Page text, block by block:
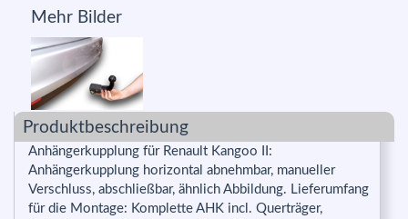
Mehr Bilder
Produktbeschreibung
Anhängerkupplung für Renault Kangoo II:
Anhängerkupplung horizontal abnehmbar, manueller
Verschluss, abschließbar, ähnlich Abbildung. Lieferumfang
für die Montage: Komplette AHK incl. Querträger,